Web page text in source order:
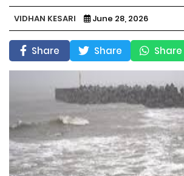
VIDHAN KESARI June 28, 2026
Share Share Share